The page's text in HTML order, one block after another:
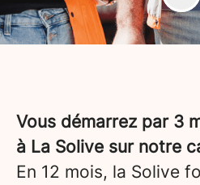
Vous démarrez par 3
à La Solive sur notre
En 12 mois, la Solive